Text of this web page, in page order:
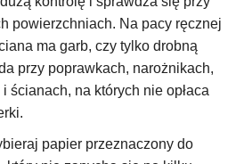
powierzchniach. Na pacy ręcznej
ma garb, czy tylko drobną
przy poprawkach, narożnikach,
ścianach, na których nie opłaca
papier przeznaczony do